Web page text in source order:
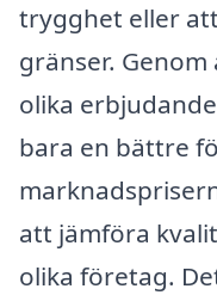
trygghet eller
gränser.
olika
bara en bättre
att jämföra
olika företag.